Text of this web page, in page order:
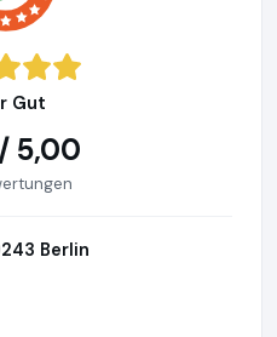
Gut
5,00
Berlin